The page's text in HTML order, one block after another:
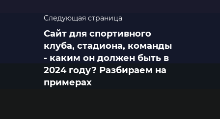
Следующая страница
Сайт для спортивного
клуба, стадиона, команды
- каким он должен быть в
2024 году? Разбираем на
примерах